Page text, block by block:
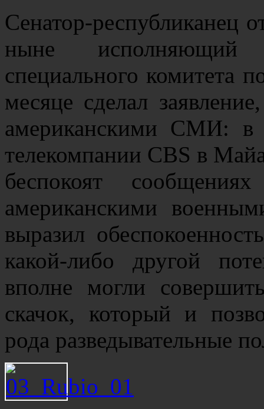
Сенатор-республиканец
ныне исполняющий
специального комитета
месяце сделал
американскими СМИ: в
телекомпании CBS в
беспокоят
американскими
выразил
какой-либо другой
вполне могли
скачок, который и
рода разведывательные